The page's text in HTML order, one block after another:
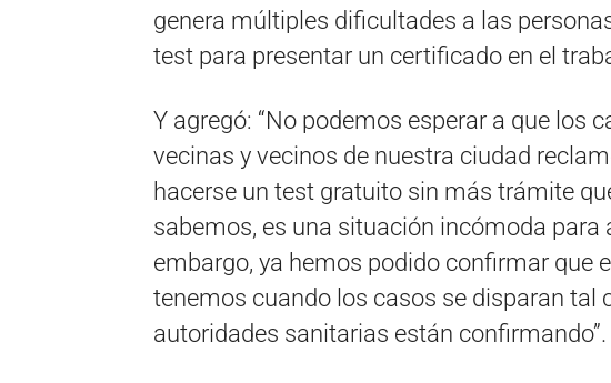
genera múltiples dificultades a las
test para presentar un certificado en el
Y agregó: “No podemos esperar a que los
vecinas y vecinos de nuestra ciudad
hacerse un test gratuito sin más trámite
sabemos, es una situación incómoda para
embargo, ya hemos podido confirmar que
tenemos cuando los casos se disparan tal
autoridades sanitarias están confirmando”.